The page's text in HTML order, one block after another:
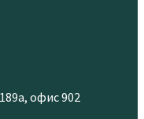
офис 902